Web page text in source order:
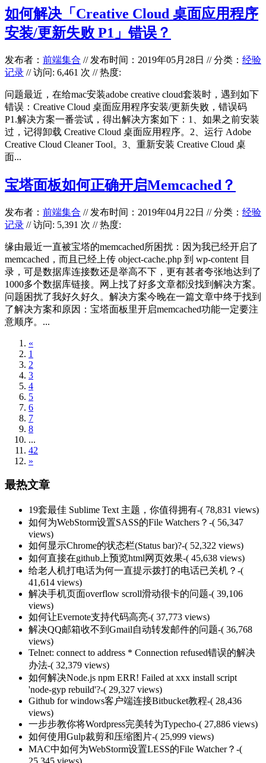
如何解决「Creative Cloud 桌面应用程序
安装/更新失败 P1」错误？
发布者： 前端集合 // 发布时间：2019年05月28日 //分类： 经验
记录 // 访问: 6,461 次 // 热度:
问题最近，在给mac安装adobe creative cloud套装时，遇到如下
错误：Creative Cloud 桌面应用程序安装/更新失败，错误码
P1.解决方案一番尝试，得出解决方案如下：1、如果之前安装
过，记得卸载 Creative Cloud 桌面应用程序。2、运行 Adobe
Creative Cloud Cleaner Tool。3、重新安装 Creative Cloud 桌
面...
宝塔面板如何正确开启Memcached？
发布者： 前端集合 // 发布时间：2019年04月22日 //分类： 经验
记录 // 访问: 5,391 次 // 热度:
缘由最近一直被宝塔的memcached所困扰：因为我已经开启了
memcached，而且已经上传 object-cache.php 到 wp-content 目
录，可是数据库连接数还是举高不下，更有甚者夸张地达到了
1000多个数据库链接。网上找了好多文章都没找到解决方案。
问题困扰了我好久好久。解决方案今晚在一篇文章中终于找到
了解决方案和原因：宝塔面板里开启memcached功能一定要注
意顺序。...
«
1
2
3
4
5
6
7
8
...
42
»
最热文章
19套最佳 Sublime Text 主题，你值得拥有-( 78,831 views)
如何为WebStorm设置SASS的File Watchers？ -( 56,347
views)
如何显示Chrome的状态栏(Status bar)?-( 52,322 views)
如何直接在github上预览html网页效果-( 45,638 views)
给老人机打电话为何一直提示拨打的电话已关机？ -(
41,614 views)
解决手机页面overflow scroll滑动很卡的问题-( 39,106
views)
如何让Evernote支持代码高亮-( 37,773 views)
解决QQ邮箱收不到Gmail自动转发邮件的问题-( 36,768
views)
Telnet: connect to address * Connection refused错误的解决
办法-( 32,379 views)
如何解决Node.js npm ERR! Failed at xxx install script
'node-gyp rebuild'?-( 29,327 views)
Github for windows客户端连接Bitbucket教程-( 28,436
views)
一步步教你将Wordpress完美转为Typecho-( 27,886 views)
如何使用Gulp裁剪和压缩图片-( 25,999 views)
MAC中如何为WebStorm设置LESS的File Watcher？ -(
25,345 views)